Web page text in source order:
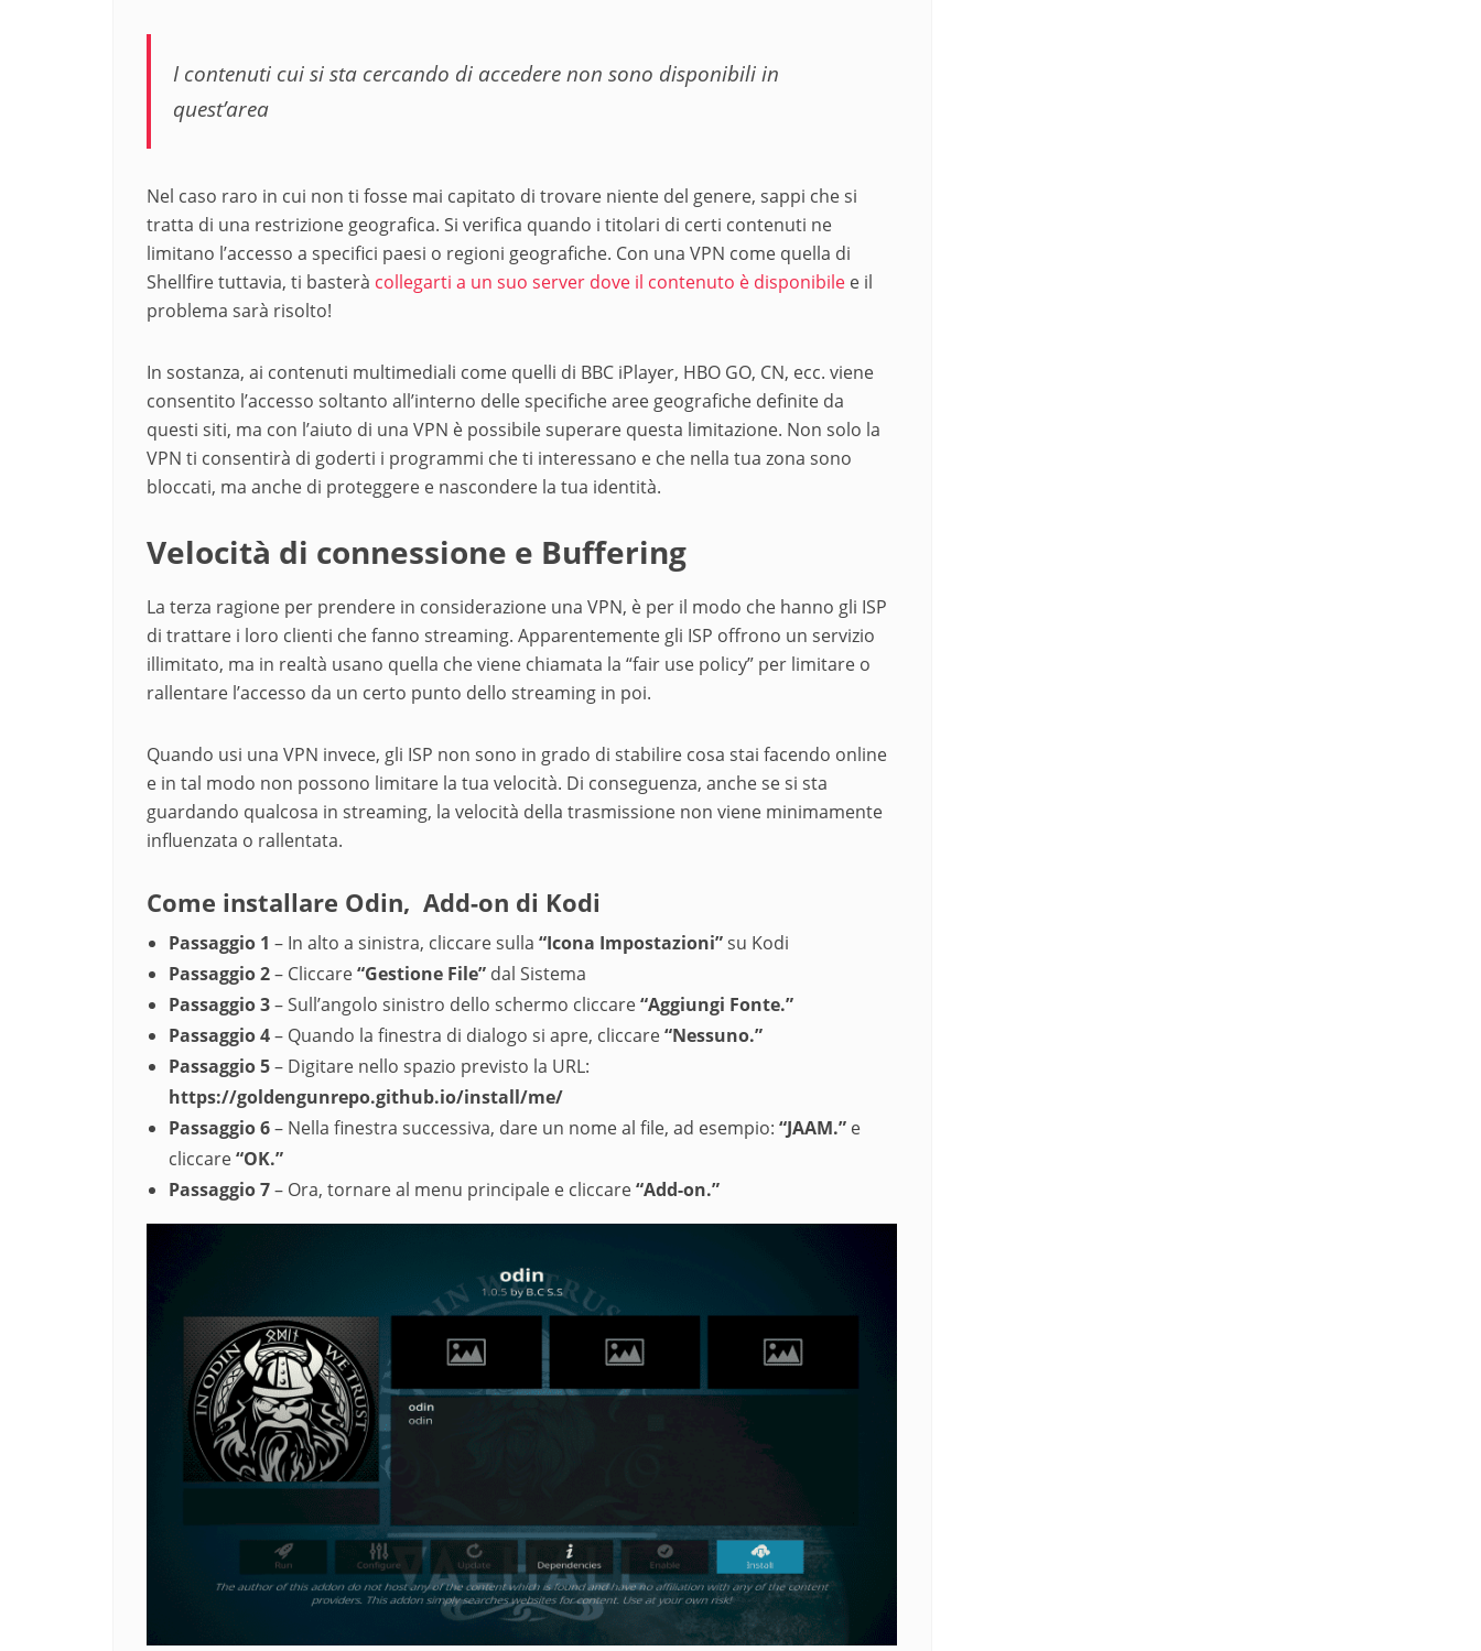
I contenuti cui si sta cercando di accedere non sono disponibili in
quest’area
Nel caso raro in cui non ti fosse mai capitato di trovare niente del genere, sappi che si
tratta di una restrizione geografica. Si verifica quando i titolari di certi contenuti ne
limitano l’accesso a specifici paesi o regioni geografiche. Con una VPN come quella di
Shellfire tuttavia, ti basterà collegarti a un suo server dove il contenuto è disponibile e il
problema sarà risolto!
In sostanza, ai contenuti multimediali come quelli di BBC iPlayer, HBO GO, CN, ecc. viene
consentito l’accesso soltanto all’interno delle specifiche aree geografiche definite da
questi siti, ma con l’aiuto di una VPN è possibile superare questa limitazione. Non solo la
VPN ti consentirà di goderti i programmi che ti interessano e che nella tua zona sono
bloccati, ma anche di proteggere e nascondere la tua identità.
Velocità di connessione e Buffering
La terza ragione per prendere in considerazione una VPN, è per il modo che hanno gli ISP
di trattare i loro clienti che fanno streaming. Apparentemente gli ISP offrono un servizio
illimitato, ma in realtà usano quella che viene chiamata la “fair use policy” per limitare o
rallentare l’accesso da un certo punto dello streaming in poi.
Quando usi una VPN invece, gli ISP non sono in grado di stabilire cosa stai facendo online
e in tal modo non possono limitare la tua velocità. Di conseguenza, anche se si sta
guardando qualcosa in streaming, la velocità della trasmissione non viene minimamente
influenzata o rallentata.
Come installare Odin, Add-on di Kodi
Passaggio 1 – In alto a sinistra, cliccare sulla “Icona Impostazioni”su Kodi
Passaggio 2– Cliccare“Gestione File” dal Sistema
Passaggio 3– Sull’angolo sinistro dello schermo cliccare“Aggiungi Fonte.”
Passaggio 4– Quando la finestra di dialogo si apre, cliccare“Nessuno.”
Passaggio 5– Digitare nello spazio previsto la URL:
https://goldengunrepo.github.io/install/me/
Passaggio 6– Nella finestra successiva, dare un nome al file, ad esempio: “JAAM.” e
cliccare“OK.”
Passaggio 7– Ora, tornare al menu principale e cliccare“Add-on.”